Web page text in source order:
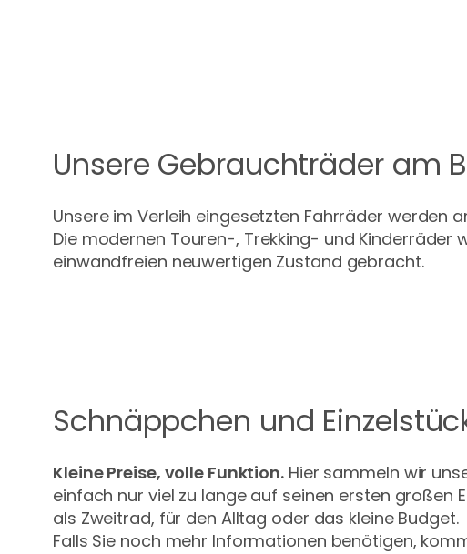
Unsere Gebrauchträder am
Unsere im Verleih eingesetzten Fahrräder werden
Die modernen Touren-, Trekking- und
einwandfreien neuwertigen Zustand gebracht.
Schnäppchen und
Kleine Preise, volle Funktion. Hier sammeln wir
einfach nur viel zu lange auf seinen ersten
als Zweitrad, für den Alltag oder das kleine Budget.
Falls Sie noch mehr Informationen benötigen,